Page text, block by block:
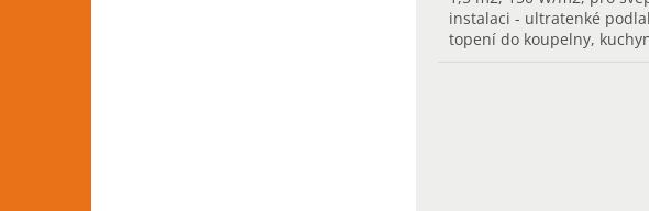
instalaci - ultratenké
topení do koupelny,